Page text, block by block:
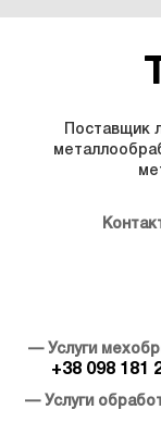
Поставщик
— Услуги
+38 098 181
— Услуги